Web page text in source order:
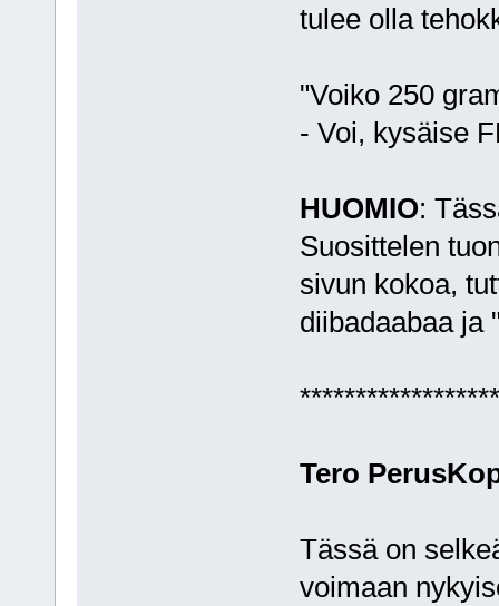
tulee olla
"Voiko 250
- Voi, kysäise
HUOMIO:
Suosittelen
sivun kokoa,
diibadaabaa ja
Tero
Tässä on
voimaan